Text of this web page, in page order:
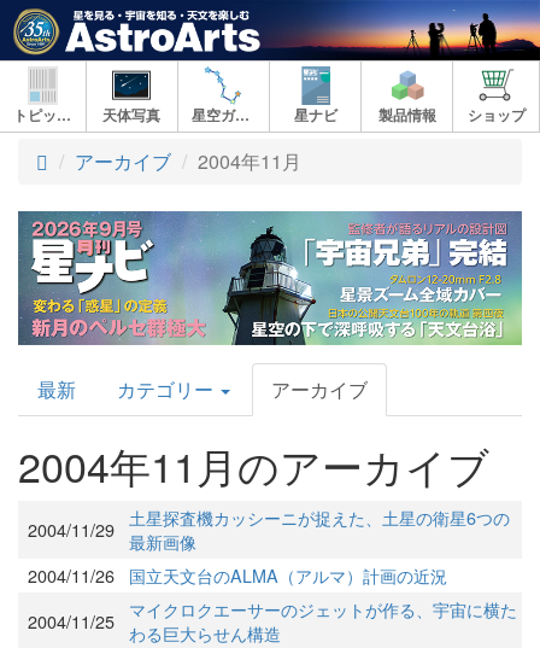
トピックス 天体写真 星空ガイド 星ナビ 製品情報 ショップ
アーカイブ 2004年11月
AstroArts
Topics
最新 カテゴリー アーカイブ
2004年11月のアーカイブ
2004/11/29 土星探査機カッシーニが捉えた、土星の衛星6つの
最新画像
2004/11/26
国立天文台のALMA（アルマ）計画の近況
2004/11/25
マイクロクエーサーのジェットが作る、宇宙に横た
わる巨大らせん構造